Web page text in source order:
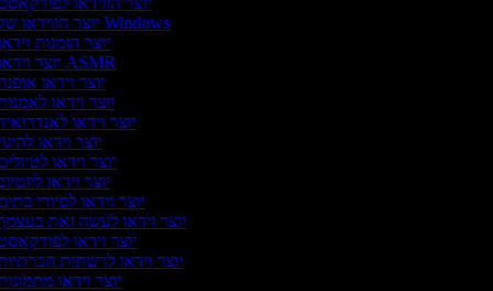
יוצר הווידאו של Windows
יוצר הזמנות
יוצר וידאו ASMR
יוצר וידאו
יוצר וידאו
יוצר וידאו
יוצר וידאו
יוצר וידאו
יוצר וידאו
יוצר וידאו לסיורי
יוצר וידאו לעשה זאת
יוצר וידאו
יוצר וידאו לרשתות
יוצר וידאו